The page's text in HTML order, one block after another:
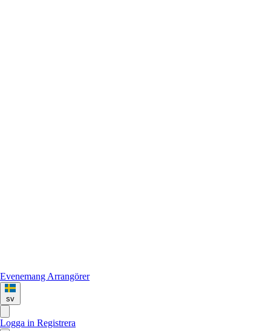
Evenemang Arrangörer
sv
Logga in Registrera